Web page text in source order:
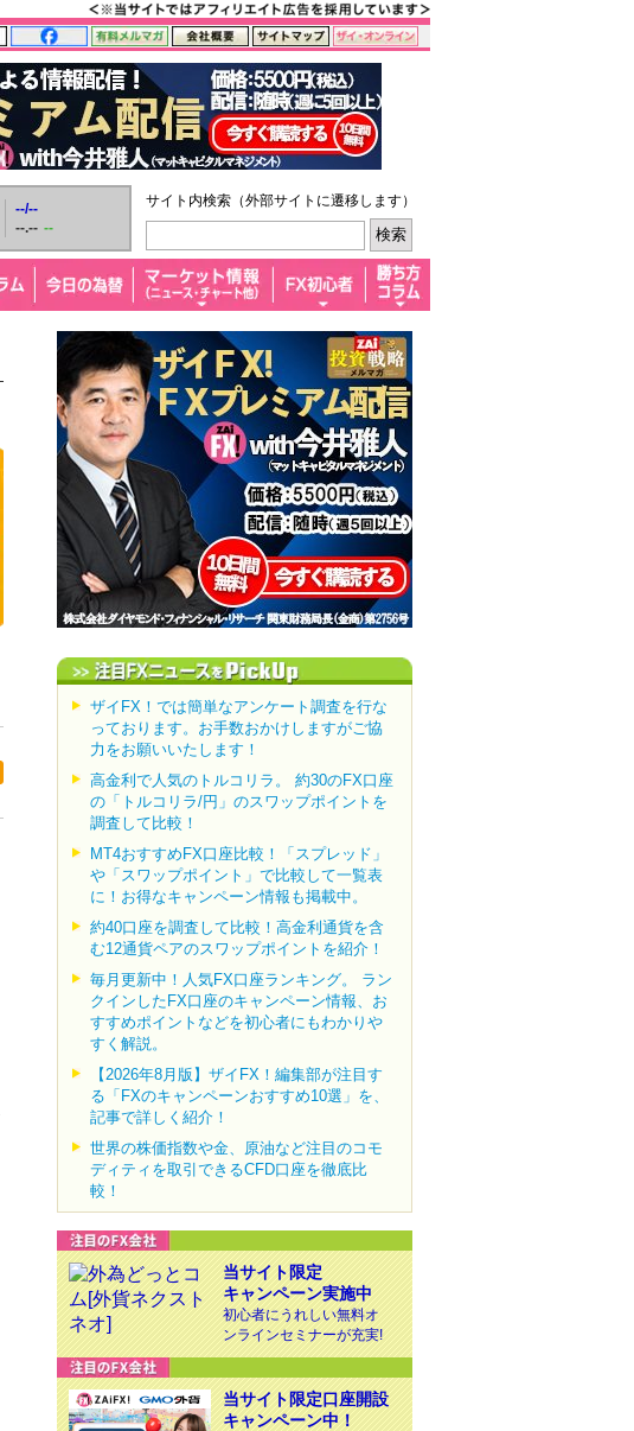
--/--
--.-- --
サイト内検索（外部サイトに遷移します）
ザイFX！では簡単なアンケート調査を行な
っております。お手数おかけしますがご協
力をお願いいたします！
高金利で人気のトルコリラ。 約30のFX口座
の「トルコリラ/円」のスワップポイントを
調査して比較！
MT4おすすめFX口座比較！「スプレッド」
や「スワップポイント」で比較して一覧表
に！お得なキャンペーン情報も掲載中。
約40口座を調査して比較！高金利通貨を含
む12通貨ペアのスワップポイントを紹介！
毎月更新中！人気FX口座ランキング。 ラン
クインしたFX口座のキャンペーン情報、お
すすめポイントなどを初心者にもわかりや
すく解説。
【2026年8月版】ザイFX！編集部が注目す
る「FXのキャンペーンおすすめ10選」を、
記事で詳しく紹介！
世界の株価指数や金、原油など注目のコモ
ディティを取引できるCFD口座を徹底比
較！
当サイト限定
キャンペーン実施中
初心者にうれしい無料オ
ンラインセミナーが充実!
当サイト限定口座開設
キャンペーン中！